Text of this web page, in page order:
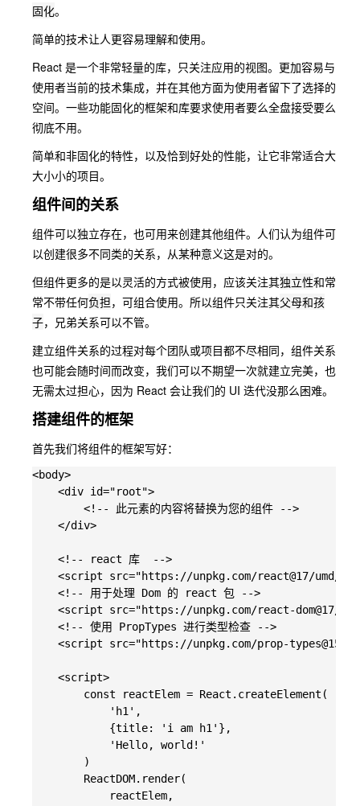
固化。
简单的技术让人更容易理解和使用。
React 是一个非常轻量的库，只关注应用的视图。更加容易与
使用者当前的技术集成，并在其他方面为使用者留下了选择的
空间。一些功能固化的框架和库要求使用者要么全盘接受要么
彻底不用。
简单和非固化的特性，以及恰到好处的性能，让它非常适合大
大小小的项目。
组件间的关系
组件可以独立存在，也可用来创建其他组件。人们认为组件可
以创建很多不同类的关系，从某种意义这是对的。
但组件更多的是以灵活的方式被使用，应该关注其独立性和常
常不带任何负担，可组合使用。所以组件只关注其父母和孩
子，兄弟关系可以不管。
建立组件关系的过程对每个团队或项目都不尽相同，组件关系
也可能会随时间而改变，我们可以不期望一次就建立完美，也
无需太过担心，因为 React 会让我们的 UI 迭代没那么困难。
搭建组件的框架
首先我们将组件的框架写好：
<body>
    <div id="root">
        <!-- 此元素的内容将替换为您的组件 -->
    </div>
    <!-- react 库  -->
<script src="https://unpkg.com/react@17/umd/
    <!-- 用于处理 Dom 的 react 包 -->
<script src="https://unpkg.com/react-dom@17/
    <!-- 使用 PropTypes 进行类型检查 -->
<script src="https://unpkg.com/prop-
    <script>
        const reactElem = React.createElement(
            'h1',
            {title: 'i am h1'},
            'Hello, world!'
        )
        ReactDOM.render(
            reactElem,